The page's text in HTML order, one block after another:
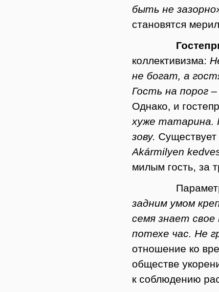
быть не
становятся
коллективизма:
не богат, а
Гость на порог
Однако, и
хуже татарина.
зову. Существует
Akármilyen
милым гость, за
задним умом
семя знает свое
потехе час. Не
отношение ко
обществе
к соблюдению